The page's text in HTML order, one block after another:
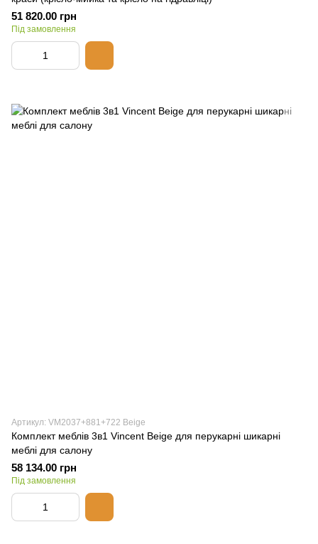
51 820.00 грн
Під замовлення
Артикул: VM2037+881+722 Вeige
Комплект меблів 3в1 Vincent Вeige для перукарні шикарні
меблі для салону
58 134.00 грн
Під замовлення